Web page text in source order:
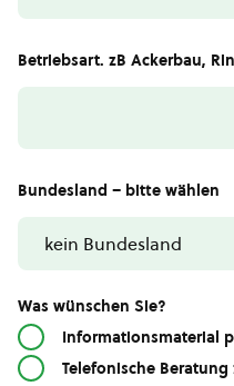
Betriebsart. zB Ackerbau,
Bundesland – bitte wählen
Was wünschen Sie?
Informationsmaterial
Telefonische Beratung